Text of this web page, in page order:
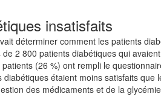
insatisfaits
déterminer comment les patients
2 800 patients diabétiques qui
(26 %) ont rempli le
étaient moins satisfaits que
des médicaments et de la